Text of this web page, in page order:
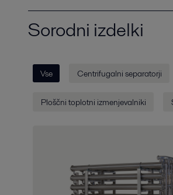
Sorodni izdelki
Vse Centrifugalni separatorji
Ploščni toplotni izmenjevalniki